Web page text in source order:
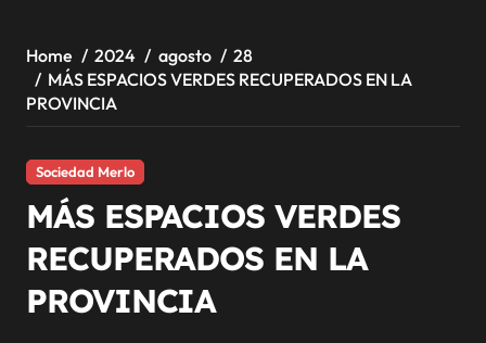
Home 2024 agosto
28
MÁS ESPACIOS VERDES RECUPERADOS EN LA
PROVINCIA
Sociedad Merlo
MÁS ESPACIOS VERDES
RECUPERADOS EN LA
PROVINCIA